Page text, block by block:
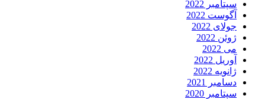
سپتامبر 2022
آگوست 2022
جولای 2022
ژوئن 2022
می 2022
آوریل 2022
ژانویه 2022
دسامبر 2021
سپتامبر 2020